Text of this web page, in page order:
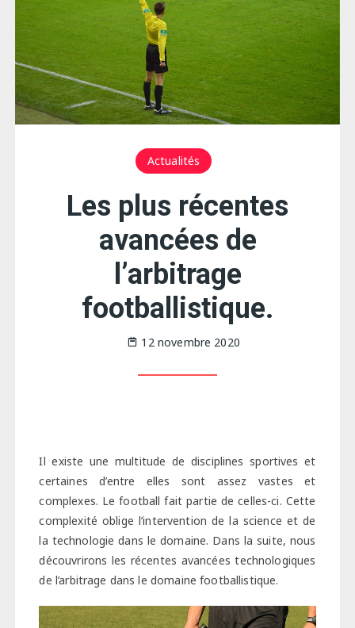
Actualités
Les plus récentes
avancées de
l’arbitrage
footballistique.
12 novembre 2020
Il existe une multitude de disciplines sportives et
certaines d’entre elles sont assez vastes et
complexes. Le football fait partie de celles-ci. Cette
complexité oblige l’intervention de la science et de
la technologie dans le domaine. Dans la suite, nous
découvrirons les récentes avancées technologiques
de l’arbitrage dans le domaine footballistique.